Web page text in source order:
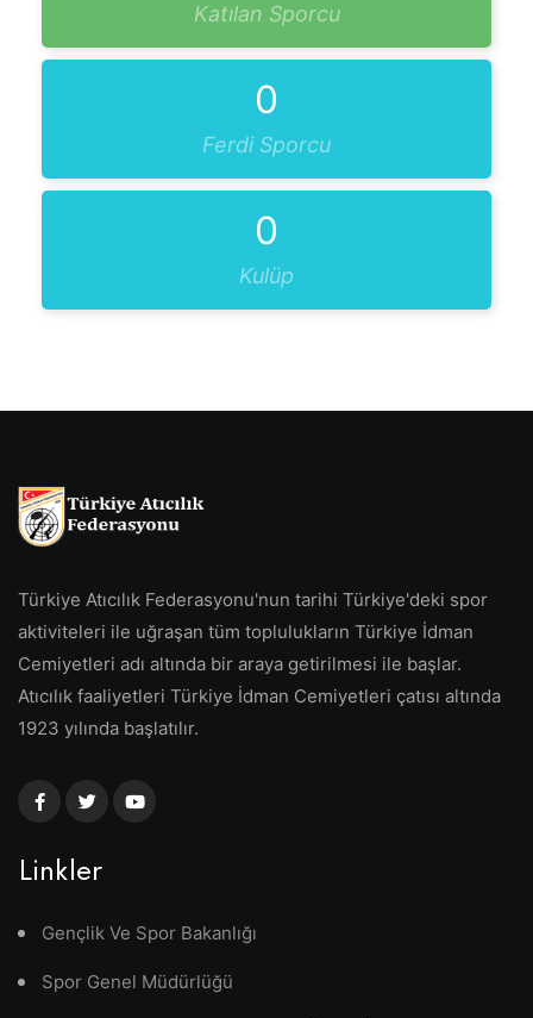
Katılan Sporcu
0
Ferdi Sporcu
0
Kulüp
Türkiye Atıcılık Federasyonu'nun tarihi Türkiye'deki spor
aktiviteleri ile uğraşan tüm toplulukların Türkiye İdman
Cemiyetleri adı altında bir araya getirilmesi ile başlar.
Atıcılık faaliyetleri Türkiye İdman Cemiyetleri çatısı altında
1923 yılında başlatılır.
Linkler
Gençlik Ve Spor Bakanlığı
Spor Genel Müdürlüğü